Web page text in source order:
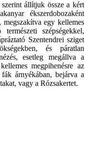
állítjuk össze a kért
ékszerdobozaként
megszakítva egy kellemes
szépségekkel,
Szentendrei sziget
és páratlan
esetleg megállva a
megpihenésre az
árnyékában, bejárva a
vagy a Rózsakertet.